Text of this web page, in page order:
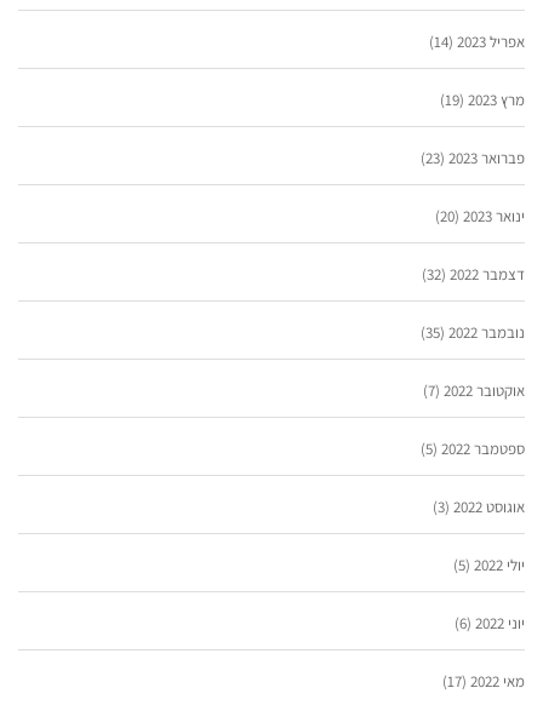
אפריל 2023 (14)
מרץ 2023 (19)
פברואר 2023 (23)
ינואר 2023 (20)
דצמבר 2022 (32)
נובמבר 2022 (35)
אוקטובר 2022 (7)
ספטמבר 2022 (5)
אוגוסט 2022 (3)
יולי 2022 (5)
יוני 2022 (6)
מאי 2022 (17)